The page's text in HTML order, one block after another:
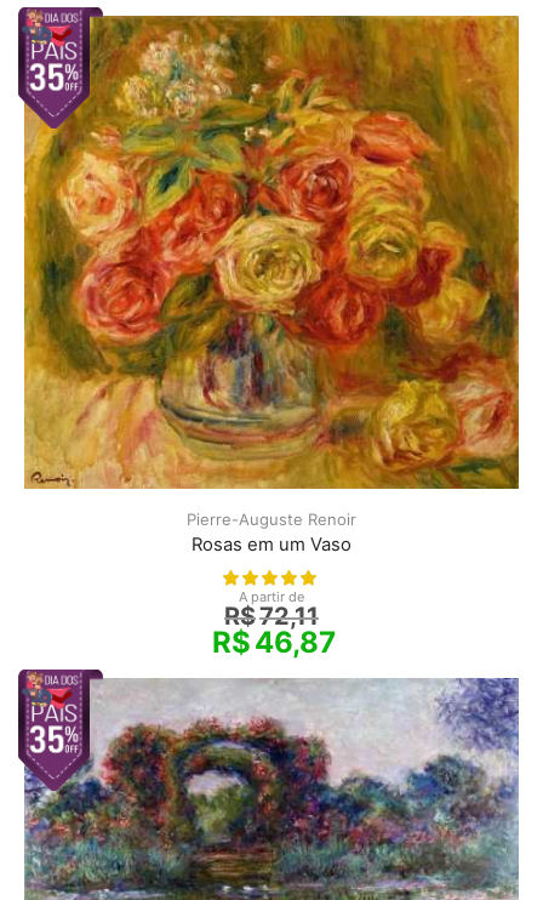
Pierre-Auguste Renoir
Rosas em um Vaso
A partir de
R$72,11
R$46,87